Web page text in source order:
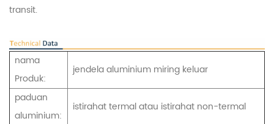
transit.
nama
Produk:
jendela aluminium miring keluar
paduan
aluminium:
istirahat termal atau istirahat non-termal